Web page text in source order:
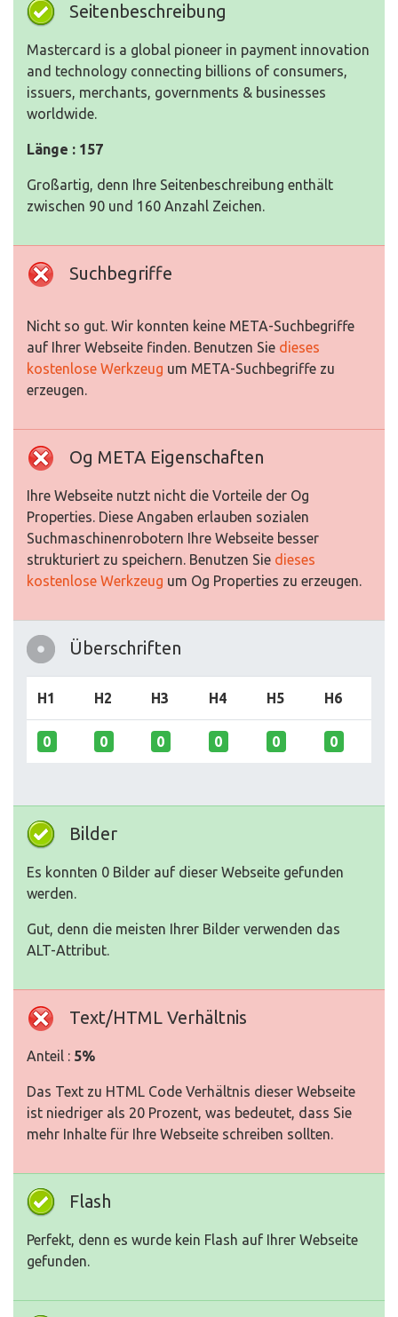
Seitenbeschreibung
Mastercard is a global pioneer in payment innovation
and technology connecting billions of consumers,
issuers, merchants, governments & businesses
worldwide.
Länge : 157
Großartig, denn Ihre Seitenbeschreibung enthält
zwischen 90 und 160 Anzahl Zeichen.
Suchbegriffe
Nicht so gut. Wir konnten keine META-Suchbegriffe
auf Ihrer Webseite finden. Benutzen Sie dieses
kostenlose Werkzeug um META-Suchbegriffe zu
erzeugen.
Og META Eigenschaften
Ihre Webseite nutzt nicht die Vorteile der Og
Properties. Diese Angaben erlauben sozialen
Suchmaschinenrobotern Ihre Webseite besser
strukturiert zu speichern. Benutzen Sie dieses
kostenlose Werkzeug um Og Properties zu erzeugen.
Überschriften
H1 H2 H3 H4 H5 H6
0 0 0 0 0 0
Bilder
Es konnten 0 Bilder auf dieser Webseite gefunden
werden.
Gut, denn die meisten Ihrer Bilder verwenden das
ALT-Attribut.
Text/HTML Verhältnis
Anteil : 5%
Das Text zu HTML Code Verhältnis dieser Webseite
ist niedriger als 20 Prozent, was bedeutet, dass Sie
mehr Inhalte für Ihre Webseite schreiben sollten.
Flash
Perfekt, denn es wurde kein Flash auf Ihrer Webseite
gefunden.